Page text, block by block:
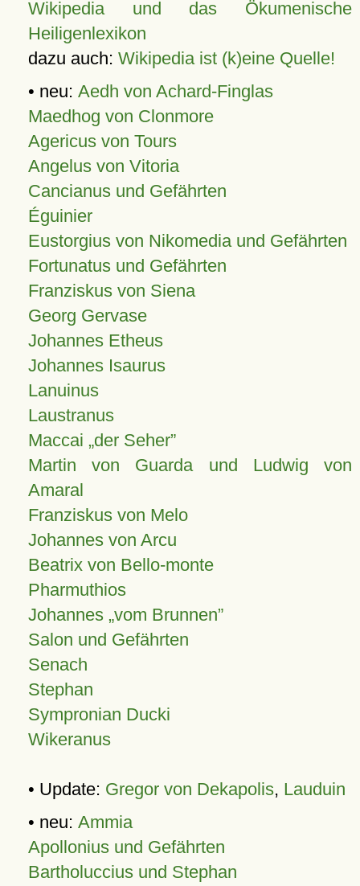
Wikipedia und das Ökumenische
Heiligenlexikon
dazu auch: Wikipedia ist (k)eine Quelle!
• neu: Aedh von Achard-Finglas
Maedhog von Clonmore
Agericus von Tours
Angelus von Vitoria
Cancianus und Gefährten
Éguinier
Eustorgius von Nikomedia und Gefährten
Fortunatus und Gefährten
Franziskus von Siena
Georg Gervase
Johannes Etheus
Johannes Isaurus
Lanuinus
Laustranus
Maccai „der Seher”
Martin von Guarda und Ludwig von
Amaral
Franziskus von Melo
Johannes von Arcu
Beatrix von Bello-monte
Pharmuthios
Johannes vom Brunnen
Salon und Gefährten
Senach
Stephan
Sympronian Ducki
Wikeranus
• Update: Gregor von Dekapolis, Lauduin
• neu: Ammia
Apollonius und Gefährten
Bartholuccius und Stephan